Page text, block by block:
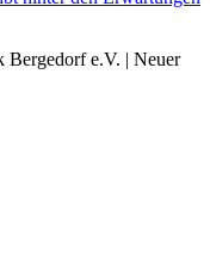
e.V. | Neuer